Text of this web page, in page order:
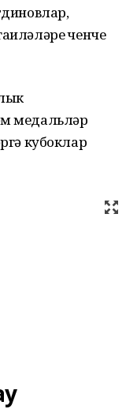
өченче
медальләр
кубоклар